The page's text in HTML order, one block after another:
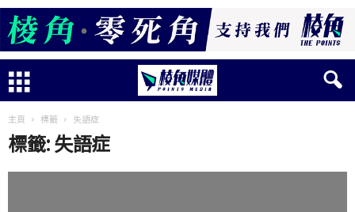
主頁 標籤 失語症
標籤: 失語症